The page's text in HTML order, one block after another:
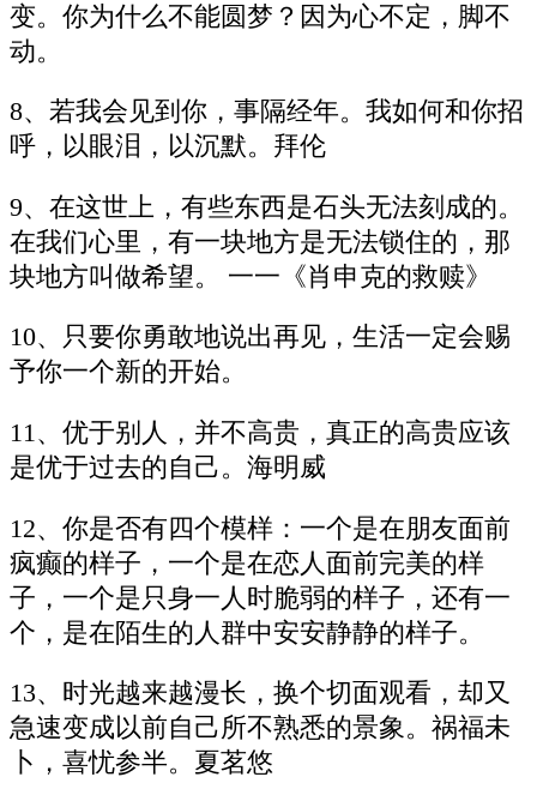
变。你为什么不能圆梦？因为心不定，脚不
动。
8、若我会见到你，事隔经年。我如何和你招
呼，以眼泪，以沉默。拜伦
9、在这世上，有些东西是石头无法刻成的。
在我们心里，有一块地方是无法锁住的，那
块地方叫做希望。 一一《肖申克的救赎》
10、只要你勇敢地说出再见，生活一定会赐
予你一个新的开始。
11、优于别人，并不高贵，真正的高贵应该
是优于过去的自己。海明威
12、你是否有四个模样：一个是在朋友面前
疯癫的样子，一个是在恋人面前完美的样
子，一个是只身一人时脆弱的样子，还有一
个，是在陌生的人群中安安静静的样子。
13、时光越来越漫长，换个切面观看，却又
急速变成以前自己所不熟悉的景象。祸福未
卜，喜忧参半。夏茗悠